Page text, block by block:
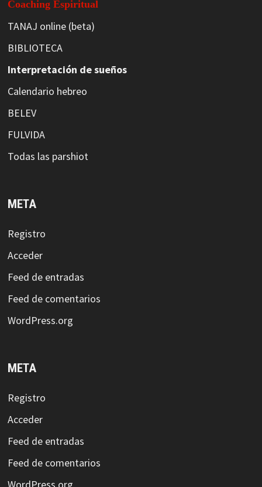
Coaching Espiritual
TANAJ online (beta)
BIBLIOTECA
Interpretación de sueños
Calendario hebreo
BELEV
FULVIDA
Todas las parshiot
META
Registro
Acceder
Feed de entradas
Feed de comentarios
WordPress.org
META
Registro
Acceder
Feed de entradas
Feed de comentarios